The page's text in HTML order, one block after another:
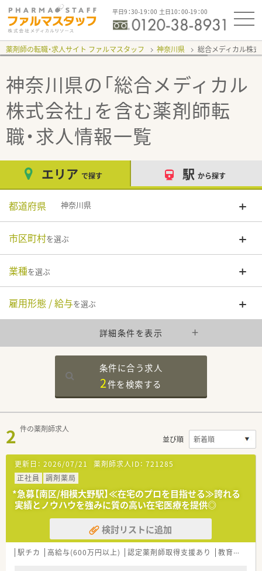
平日9：30-19：00 土日10：00-19：00
薬剤師の転職・求人サイト ファルマスタッフ 神奈川県 総合メディカル株
神奈川県の「総合メディカル
株式会社」 を含む薬剤師転
職・求人情報一覧
エリア で探す 駅 から探す
都道府県 神奈川県
市区町村を選ぶ
業種を選ぶ
雇用形態 / 給与を選ぶ
詳細条件を表示
条件に合う求人
2件を検索する
2 件の薬剤師求人
並び順
更新日： 2026/07/21 薬剤師求人ID： 721285
正社員
調剤薬局
*急募【南区/相模大野駅】≪在宅のプロを目指せる≫誇れる
実績とノウハウを強みに質の高い在宅医療を提供◎
検討リストに追加
駅チカ 高給与(600万円以上) 認定薬剤師取得支援あり 教育制度あり